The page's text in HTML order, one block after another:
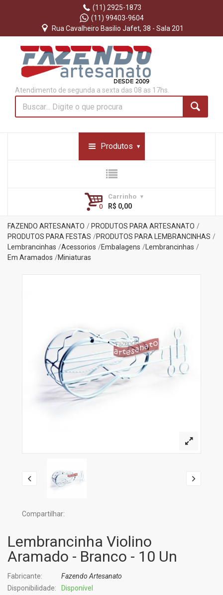
(11) 2925-1873
(11) 99403-9604
Rua Cavalheiro Basilio Jafet, 38 - Sala 201
Atendimento de segunda a sexta das 08 as 17hs.
Produtos
Carrinho
R$ 0,00
FAZENDO ARTESANATO
PRODUTOS PARA ARTESANATO
PRODUTOS PARA FESTAS
PRODUTOS PARA LEMBRANCINHAS
Lembrancinhas
Acessorios Embalagens
Lembrancinhas
Em Aramados
Miniaturas
Compartilhar:
Lembrancinha Violino
Aramado - Branco - 10 Un
Fabricante:
Fazendo Artesanato
Disponibilidade:
Disponível